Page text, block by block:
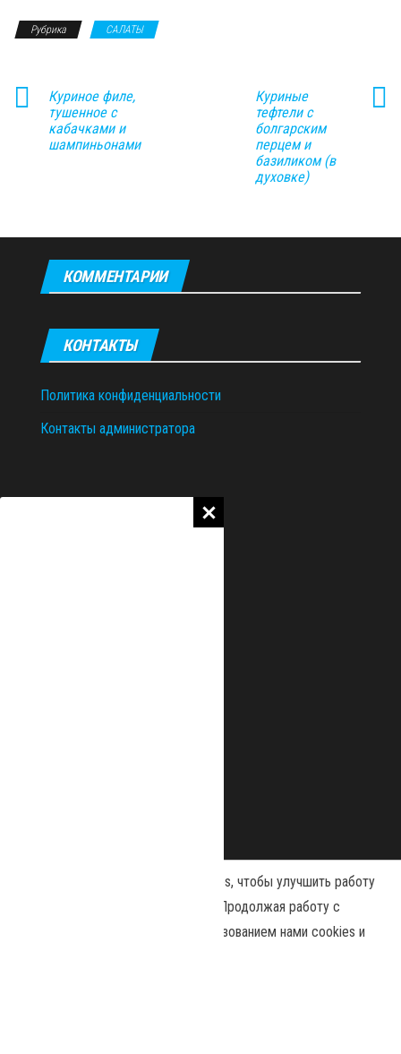
Рубрика САЛАТЫ
Куриное филе,
тушенное с
кабачками и
шампиньонами
Куриные
тефтели с
болгарским
перцем и
базиликом (в
духовке)
КОММЕНТАРИИ
КОНТАКТЫ
Политика конфиденциальности
Контакты администратора
Наш сайт использует файлы cookies, чтобы улучшить работу
и повысить эффективность сайта. Продолжая работу с
сайтом, вы соглашаетесь с использованием нами cookies и